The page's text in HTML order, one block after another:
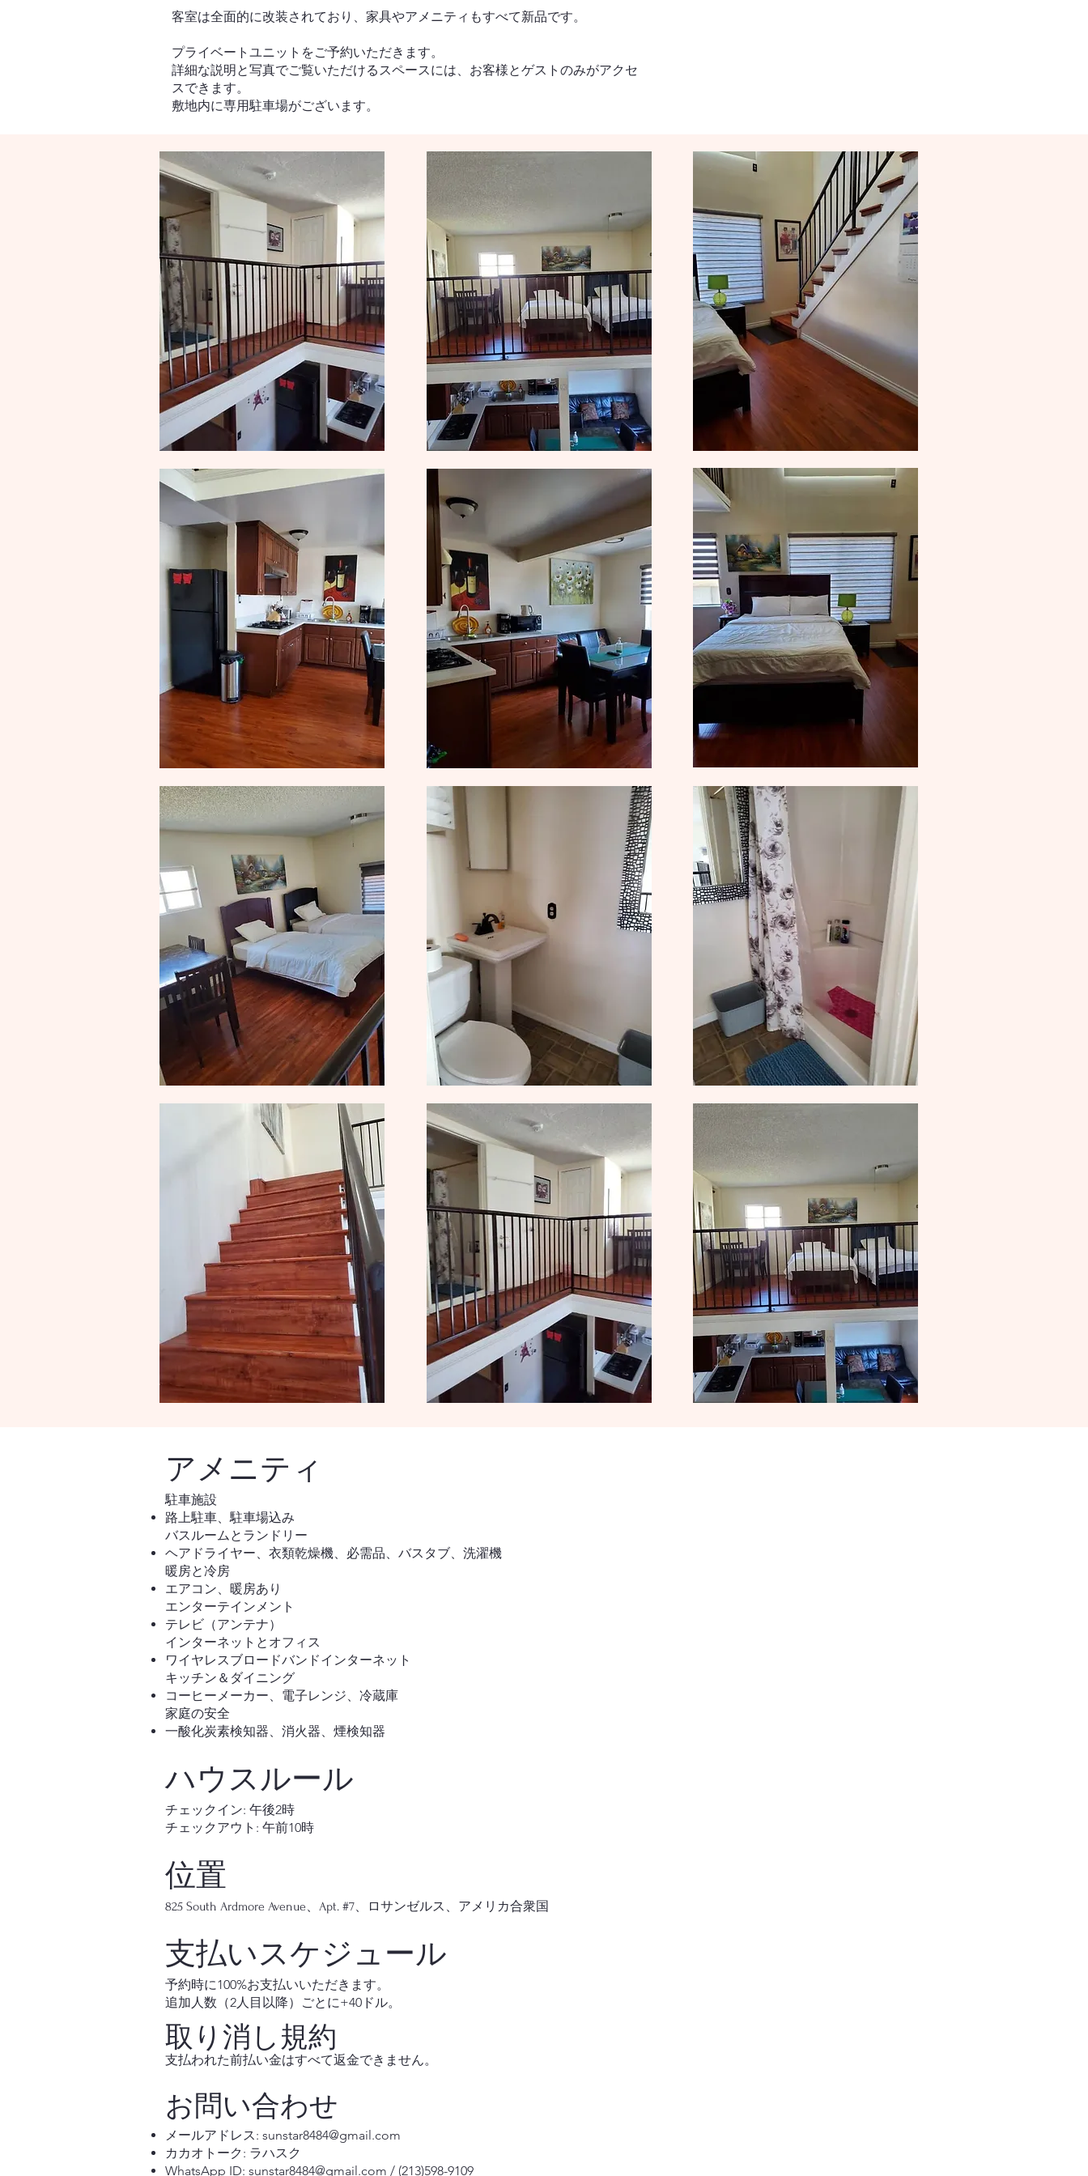
客室は全面的に改装されており、家具やアメニティもすべて新品です。
プライベートユニットをご予約いただきます。
詳細な説明と写真でご覧いただけるスペースには、お客様とゲストのみがアクセ
スできます。
敷地内に専用駐車場がございます。
アメニティ
駐車施設
路上駐車、駐車場込み
バスルームとランドリー
ヘアドライヤー、衣類乾燥機、必需品、バスタブ、洗濯機
暖房と冷房
エアコン、暖房あり
エンターテインメント
テレビ（アンテナ）
インターネットとオフィス
ワイヤレスブロードバンドインターネット
キッチン＆ダイニング
コーヒーメーカー、電子レンジ、冷蔵庫
家庭の安全
一酸化炭素検知器、消火器、煙検知器
ハウスルール
チェックイン: 午後2時
チェックアウト: 午前10時
位置
825 South Ardmore Avenue、Apt. #7、ロサンゼルス、アメリカ合衆国
支払いスケジュール
予約時に100%お支払いいただきます。
追加人数（2人目以降）ごとに+40ドル。
取り消し規約
支払われた前払い金はすべて返金できません。
お問い合わせ
メールアドレス: sunstar8484@gmail.com
カカオトーク: ラハスク
WhatsApp ID: sunstar8484@gmail.com / (213)598-9109